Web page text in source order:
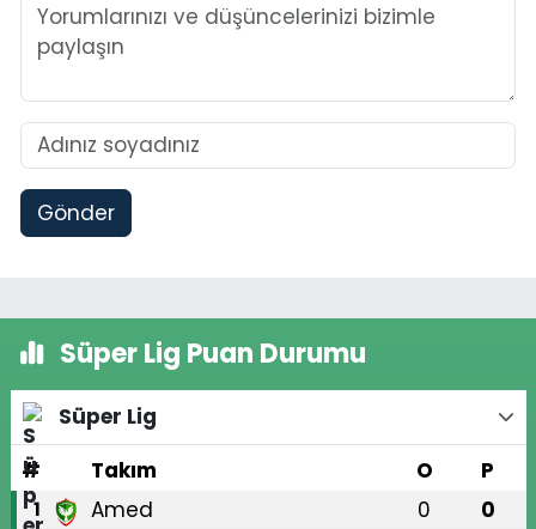
Gönder
Süper Lig Puan Durumu
Süper Lig
#
Takım O P
1 Amed 0 0